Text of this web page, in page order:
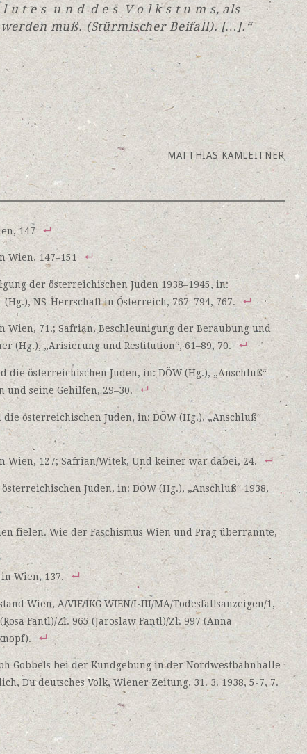
l u t e s u n d d e s V o l k s t u m s, als
werden muß. (Stürmischer Beifall). […].“
MATTHIAS KAMLEITNER
147
Wien, 147–151
der österreichischen Juden 1938–1945, in:
NS-Herrschaft in Österreich, 767–794, 767.
Wien, 71.; Safrian, Beschleunigung der Beraubung und
(Hg.), „Arisierung und Restitution“, 61–89, 70.
die österreichischen Juden, in: DÖW (Hg.), „Anschluß“
und seine Gehilfen, 29–30.
österreichischen Juden, in: DÖW (Hg.), „Anschluß“
Wien, 127; Safrian/Witek, Und keiner war dabei, 24.
Juden, in: DÖW (Hg.), „Anschluß“ 1938,
fielen. Wie der Faschismus Wien und Prag überrannte,
Wien, 137.
Wien, A/VIE/IKG WIEN/I-III/MA/Todesfallsanzeigen/1,
Fantl)/Zl. 965 (Jaroslaw Fantl)/Zl. 997 (Anna
Gobbels bei der Kundgebung in der Nordwestbahnhalle
Du deutsches Volk, Wiener Zeitung, 31. 3. 1938, 5-7, 7.